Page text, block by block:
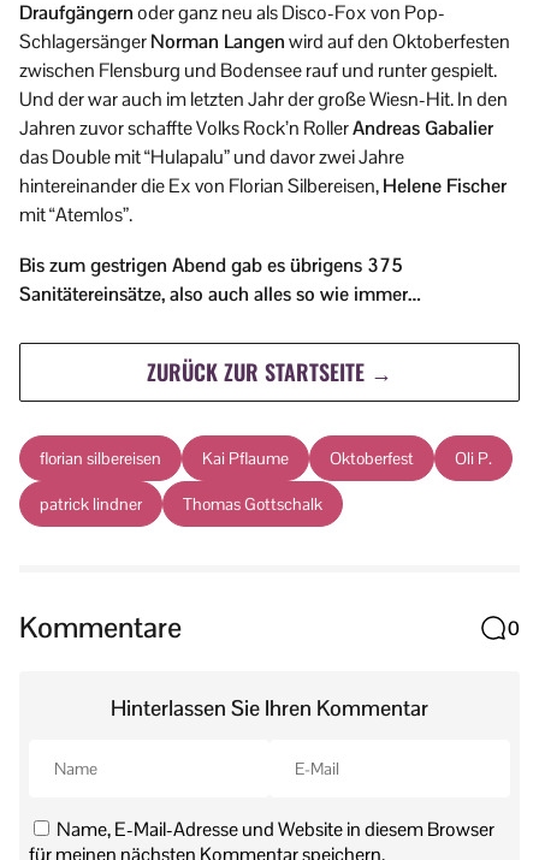
Draufgängernoder ganz neu als Disco-Fox von Pop-
SchlagersängerNorman Langenwird auf den Oktoberfesten
zwischen Flensburg und Bodensee rauf und runter gespielt.
Und der war auch im letzten Jahr der große Wiesn-Hit. In den
Jahren zuvor schaffte Volks Rock’n RollerAndreas Gabalier
das Double mit “Hulapalu” und davor zwei Jahre
hintereinander die Ex von Florian Silbereisen,Helene Fischer
mit “Atemlos”.
Bis zum gestrigen Abend gab es übrigens 375
Sanitätereinsätze, also auch alles so wie immer…
ZURÜCK ZUR STARTSEITE →
florian silbereisen Kai Pflaume Oktoberfest Oli P.
patrick lindner Thomas Gottschalk
Kommentare 0
Hinterlassen Sie Ihren Kommentar
Name, E-Mail-Adresse und Website in diesem Browser